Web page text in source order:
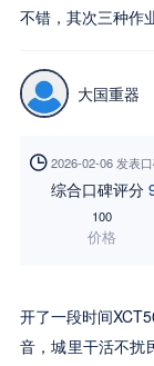
不错，其次三种作
大国重器
 2026-02-06 发表
综合口碑评分
100
价格
开了一段时间
音，城里干活不扰